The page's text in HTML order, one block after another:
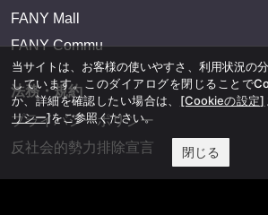
FANY Mall
FANY Commu
法務・規約
プライバシーポリシー
反社会的勢力排除宣言
当サイトは、お客様の使いやすさ、利用状況の
しています。このダイアログを閉じることで
か、詳細を確認したい場合は、 [Cookieの設定]
リシー]をご参照ください。
閉じる